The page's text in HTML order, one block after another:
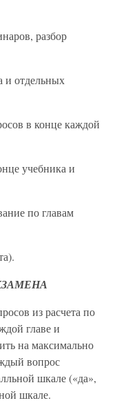
разбор
и отдельных
в конце каждой
учебника и
по главам
из расчета по
главе и
на максимально
вопрос
шкале («да»,
шкале.